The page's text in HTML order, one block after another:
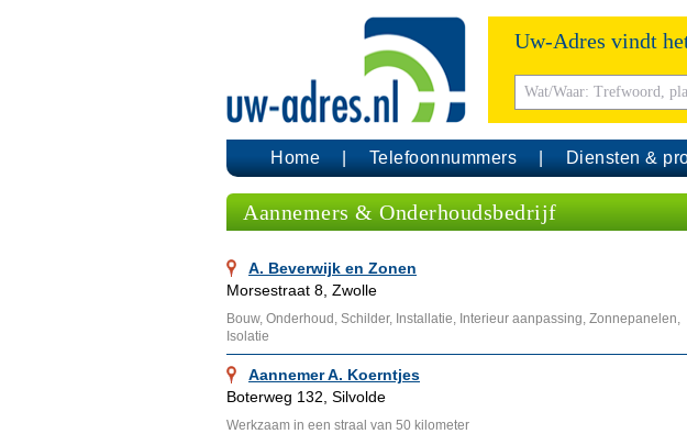
Uw-Adres vindt
Home Telefoonnummers Diensten &
Aannemers & Onderhoudsbedrijf
A. Beverwijk en Zonen
Morsestraat 8, Zwolle
Bouw, Onderhoud, Schilder, Installatie, Interieur aanpassing, Zonnepanelen,
Isolatie
Aannemer A. Koerntjes
Boterweg 132, Silvolde
Werkzaam in een straal van 50 kilometer